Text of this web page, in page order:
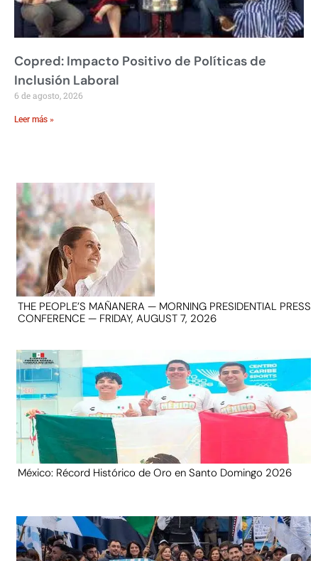
Copred: Impacto Positivo de Políticas de
Inclusión Laboral
6 de agosto, 2026
Leer más »
THE PEOPLE’S MAÑANERA — MORNING PRESIDENTIAL PRESS
CONFERENCE — FRIDAY, AUGUST 7, 2026
México: Récord Histórico de Oro en Santo Domingo 2026